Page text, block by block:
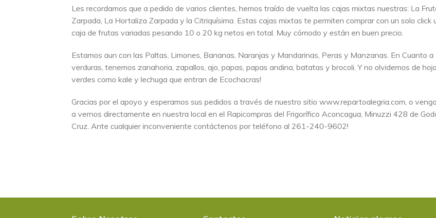
Les recordamos que a pedido de varios clientes, hemos traído de vuelta las cajas mixtas nuestras: La
Zarpada, La Hortaliza Zarpada y la Citriquísima. Estas cajas mixtas te permiten comprar con un solo click
caja de frutas variadas pesando 10 o 20 kg netos en total. Muy cómodo y están en buen precio.
Estamos aun con las Paltas, Limones, Bananas, Naranjas y Mandarinas, Peras y Manzanas. En Cuanto a
verduras, tenemos zanahoria, zapallos, ajo, papas, papas andina, batatas y brocoli. Y no olvidemos de
verdes como kale y lechuga que entran de Ecochacras!
Gracias por el apoyo y esperamos sus pedidos a través de nuestro sitio www.repartoalegria.com, o
a vernos directamente en nuestra local en el Rapicompras del Frigorífico Aconcagua, Minuzzi 428 de
Cruz. Ante cualquier inconveniente contáctenos por teléfono al 261-240-9602!